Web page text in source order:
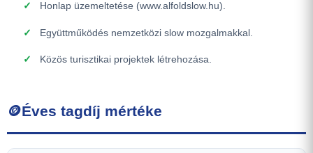
Honlap üzemeltetése (www.alfoldslow.hu).
Együttműködés nemzetközi slow mozgalmakkal.
Közös turisztikai projektek létrehozása.
🪙Éves tagdíj mértéke